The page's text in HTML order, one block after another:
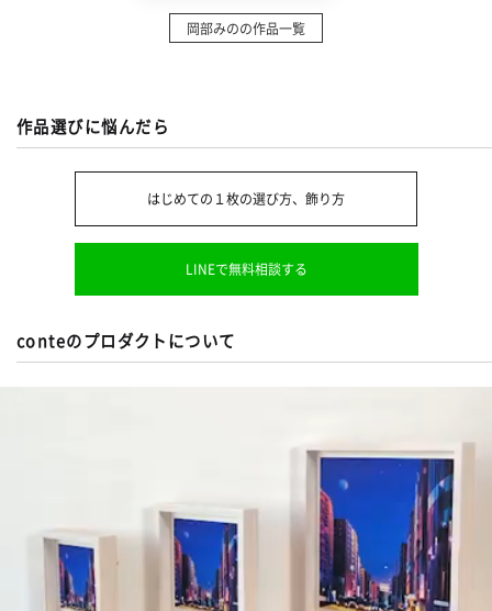
岡部みのの作品一覧
作品選びに悩んだら
はじめての１枚の選び方、飾り方
LINEで無料相談する
conteのプロダクトについて